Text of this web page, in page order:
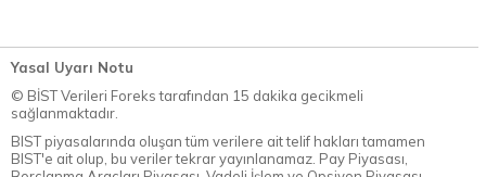
Yasal Uyarı Notu
© BİST Verileri Foreks tarafından 15 dakika gecikmeli
sağlanmaktadır.
BIST piyasalarında oluşan tüm verilere ait telif hakları tamamen
BIST'e ait olup, bu veriler tekrar yayınlanamaz. Pay Piyasası,